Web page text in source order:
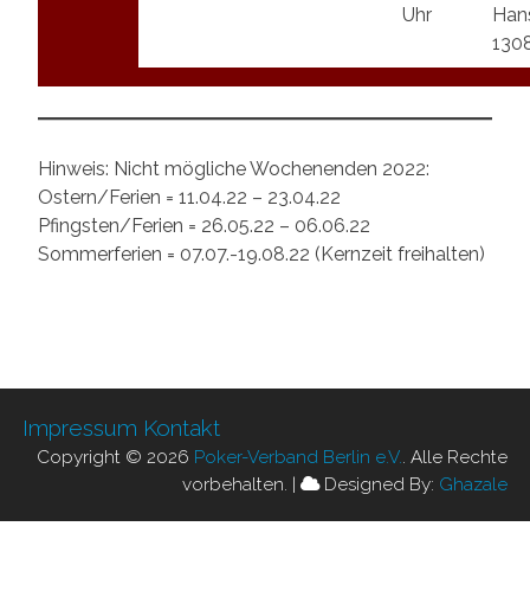
Uhr
Hinweis: Nicht mögliche Wochenenden 2022:
Ostern/Ferien = 11.04.22 – 23.04.22
Pfingsten/Ferien = 26.05.22 – 06.06.22
Sommerferien = 07.07.-19.08.22 (Kernzeit freihalten)
Impressum Kontakt
Copyright © 2026 Poker-Verband Berlin e.V.. Alle Rechte
vorbehalten. | Designed By: Ghazale